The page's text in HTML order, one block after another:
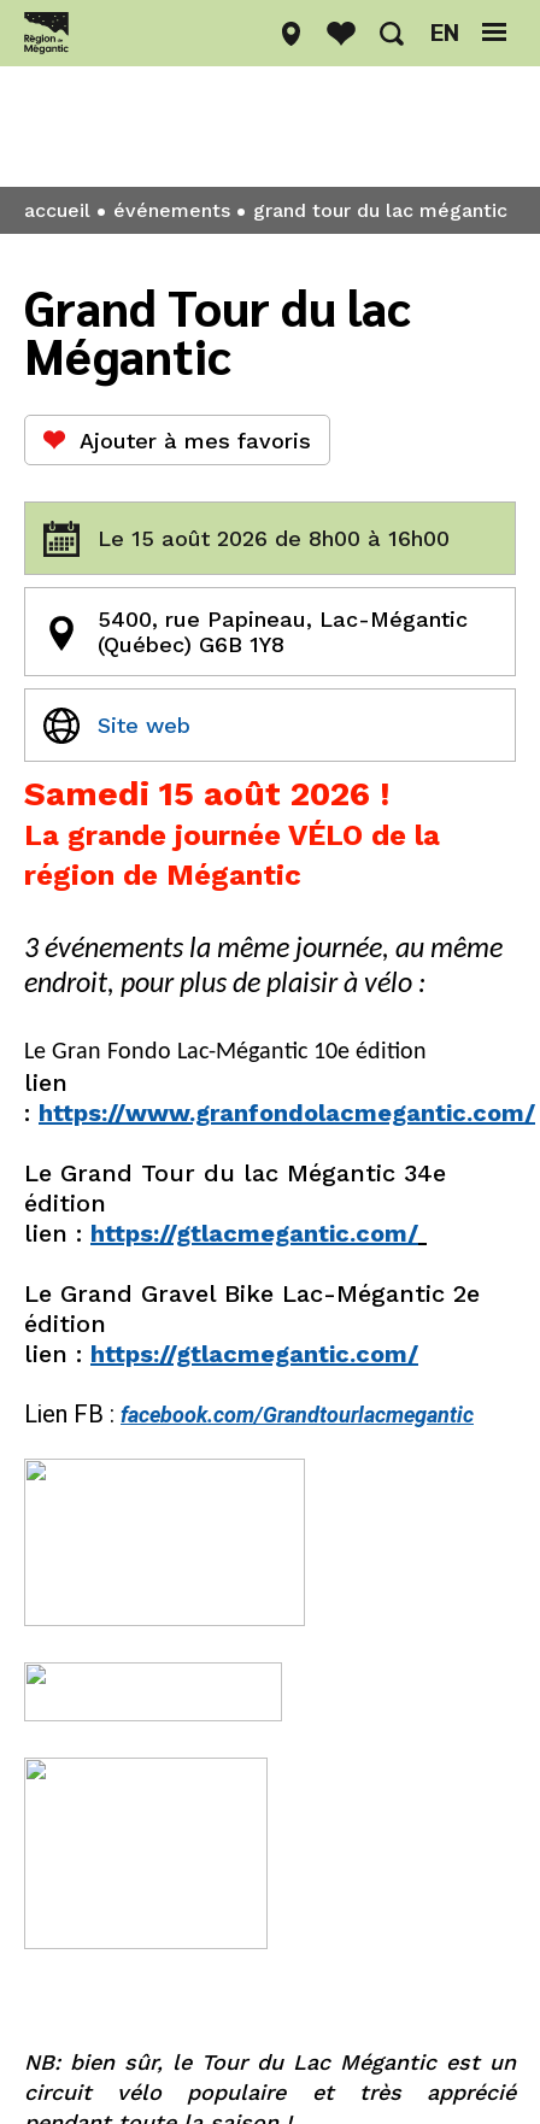
EN
accueil événements grand tour du lac mégantic
Grand Tour du lac
Mégantic
Ajouter à mes favoris
Le 15 août 2026 de 8h00 à 16h00
5400, rue Papineau, Lac-Mégantic
(Québec) G6B 1Y8
Site web
Samedi 15 août 2026 !
La grande journée VÉLO de la
région de Mégantic
3 événements la même journée, au même
endroit, pour plus de plaisir à vélo :
Le Gran Fondo Lac-Mégantic 10e édition
lien
: https://www.granfondolacmegantic.com/
Le Grand Tour du lac Mégantic 34e
édition
lien : https://gtlacmegantic.com/
Le Grand Gravel Bike Lac-Mégantic 2e
édition
lien : https://gtlacmegantic.com/
Lien FB : facebook.com/Grandtourlacmegantic
NB: bien sûr, le Tour du Lac Mégantic est un
circuit vélo populaire et très apprécié